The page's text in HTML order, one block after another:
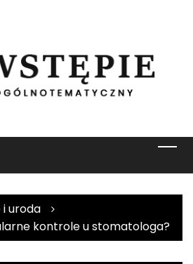
i uroda
kontrole u stomatologa?